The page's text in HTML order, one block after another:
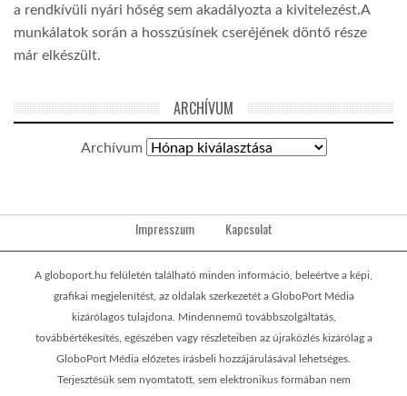
a rendkívüli nyári hőség sem akadályozta a kivitelezést.A
munkálatok során a hosszúsínek cseréjének döntő része
már elkészült.
ARCHÍVUM
Archívum
Impresszum Kapcsolat
A globoport.hu felületén található minden információ, beleértve a képi,
grafikai megjelenítést, az oldalak szerkezetét a GloboPort Média
kizárólagos tulajdona. Mindennemű továbbszolgáltatás,
továbbértékesítés, egészében vagy részleteiben az újraközlés kizárólag a
GloboPort Média előzetes írásbeli hozzájárulásával lehetséges.
Terjesztésük sem nyomtatott, sem elektronikus formában nem